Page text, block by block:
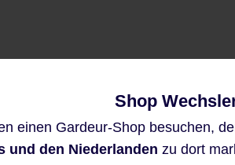
Shop
einen Gardeur-Shop besuchen,
und den Niederlanden zu dort
Diese Website verwendet
um eine bestmögliche
bieten zu können.